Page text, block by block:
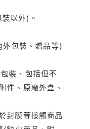
以外)。
包裝、贈品等)
裝、包括但不
件、原廠外盒、
封膜等接觸商品